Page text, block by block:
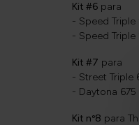
Kit #6para
- Speed Triple
- Speed Triple
Kit #7 para
- Street Triple
- Daytona 675
Kit nº8 para